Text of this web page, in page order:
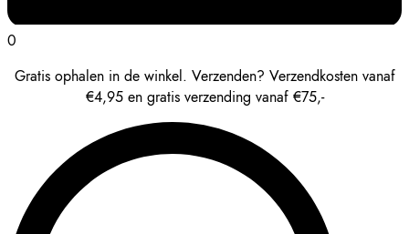
0
Gratis ophalen in de winkel. Verzenden? Verzendkosten vanaf
€4,95 en gratis verzending vanaf €75,-